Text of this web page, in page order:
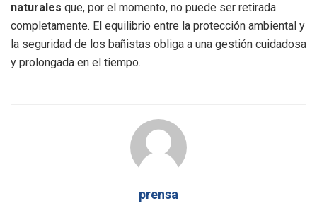
naturales que, por el momento, no puede ser retirada
completamente. El equilibrio entre la protección ambiental y
la seguridad de los bañistas obliga a una gestión cuidadosa
y prolongada en el tiempo.
prensa